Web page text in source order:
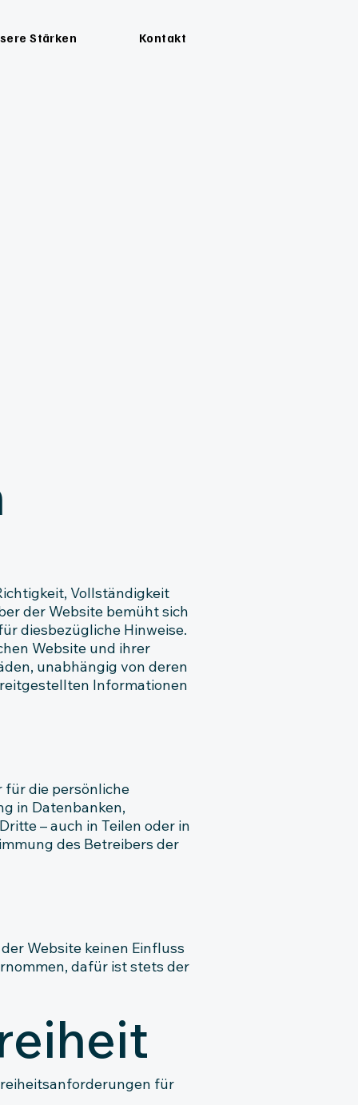
Stärken Kontakt
Vollständigkeit
der Website bemüht sich
diesbezügliche Hinweise.
Website und ihrer
unabhängig von deren
Informationen
für die persönliche
in Datenbanken,
– auch in Teilen oder in
des Betreibers der
Website keinen Einfluss
dafür ist stets der
für